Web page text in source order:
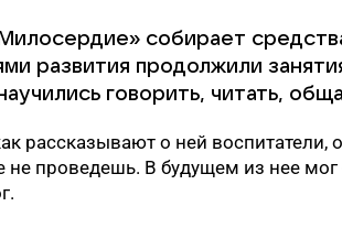
собирает
развития продолжили
говорить, читать,
рассказывают о ней воспитатели,
не проведешь. В будущем из нее